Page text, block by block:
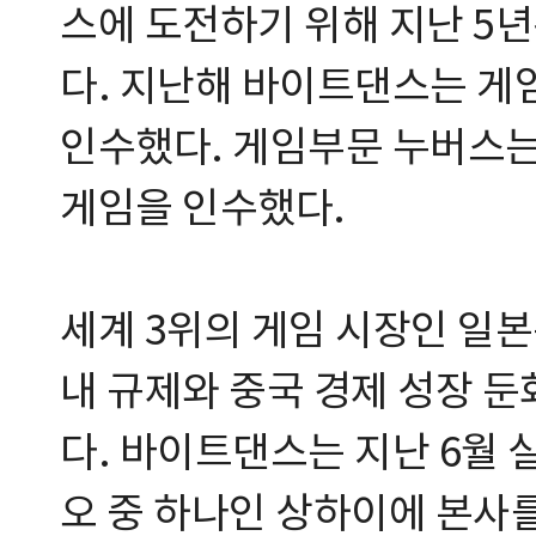
스에 도전하기 위해 지난 5
다. 지난해 바이트댄스는 게
인수했다. 게임부문 누버스
게임을 인수했다.
세계 3위의 게임 시장인 일
내 규제와 중국 경제 성장
다. 바이트댄스는 지난 6월
오 중 하나인 상하이에 본사